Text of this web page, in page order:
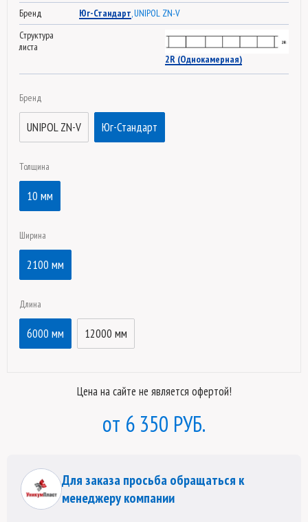
Бренд
Юг-Стандарт, UNIPOL ZN-V
Структура
листа
2R (Однокамерная)
Бренд
UNIPOL ZN-V Юг-Стандарт
Толщина
10 мм
Ширина
2100 мм
Длина
6000 мм 12000 мм
Цена на сайте не является офертой!
6 350 РУБ.
Для заказа просьба обращаться к
менеджеру компании